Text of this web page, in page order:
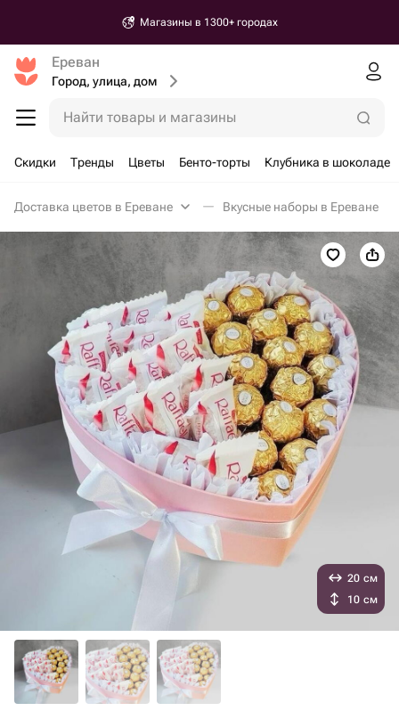
Магазины в 1300+ городах
Ереван
Город, улица, дом
Найти товары и магазины
Скидки Тренды Цветы Бенто-торты Клубника в шоколаде
Доставка цветов в Ереване Вкусные наборы в Ереване
20 см
10 см